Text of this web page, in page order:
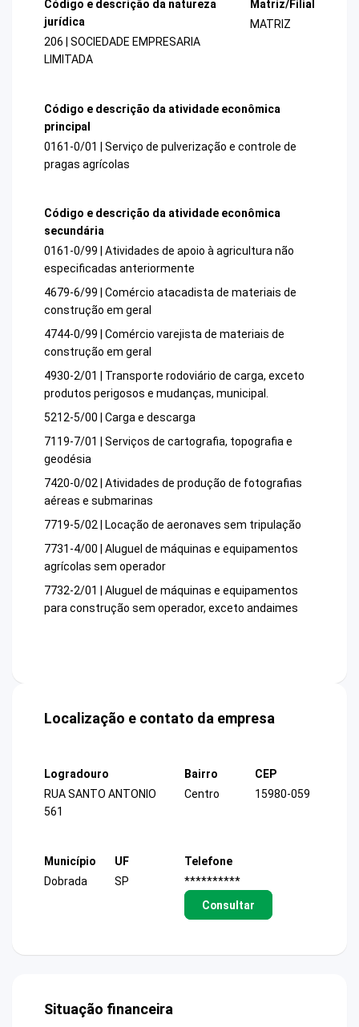
Código e descrição da natureza
jurídica
206 | SOCIEDADE EMPRESARIA
LIMITADA
Matriz/Filial
MATRIZ
Código e descrição da atividade econômica
principal
0161-0/01 | Serviço de pulverização e controle de
pragas agrícolas
Código e descrição da atividade econômica
secundária
0161-0/99 | Atividades de apoio à agricultura não
especificadas anteriormente
4679-6/99 | Comércio atacadista de materiais de
construção em geral
4744-0/99 | Comércio varejista de materiais de
construção em geral
4930-2/01 | Transporte rodoviário de carga, exceto
produtos perigosos e mudanças, municipal.
5212-5/00 | Carga e descarga
7119-7/01 | Serviços de cartografia, topografia e
geodésia
7420-0/02 | Atividades de produção de fotografias
aéreas e submarinas
7719-5/02 | Locação de aeronaves sem tripulação
7731-4/00 | Aluguel de máquinas e equipamentos
agrícolas sem operador
7732-2/01 | Aluguel de máquinas e equipamentos
para construção sem operador, exceto andaimes
Localização e contato da empresa
Logradouro
RUA SANTO ANTONIO
561
Bairro
Centro
CEP
15980-059
Município
Dobrada
UF
SP
Telefone
**********
Consultar
Situação financeira